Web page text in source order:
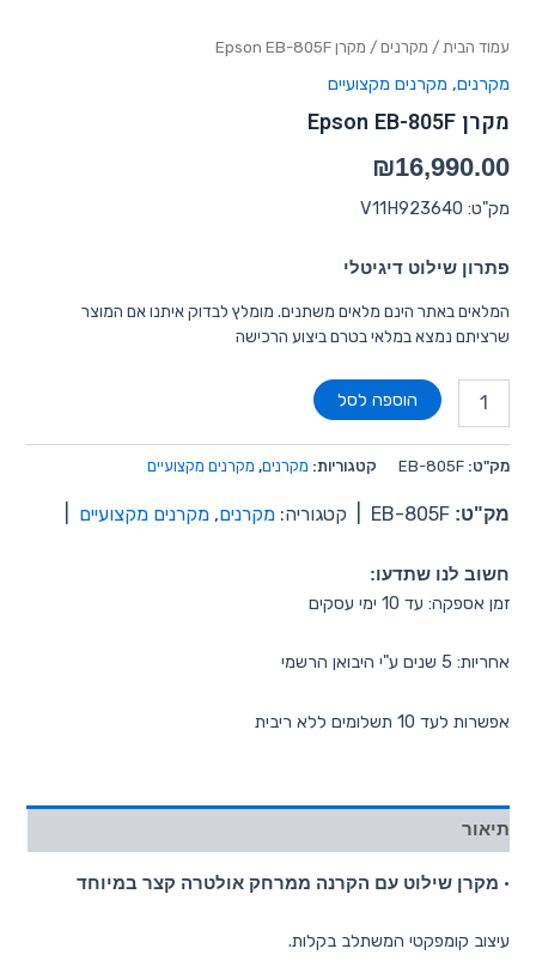
עמוד הבית / מקרנים/ מקרן Epson EB-805F
מקרנים, מקרנים מקצועיים
מקרן Epson EB-805F
₪16,990.00
מק"ט: V11H923640
פתרון שילוט דיגיטלי
המלאים באתר הינם מלאים משתנים. מומלץ לבדוק איתנו אם המוצר
שרציתם נמצא במלאי בטרם ביצוע הרכישה
הוספה לסל
מק"ט:EB-805F קטגוריות: מקרנים, מקרנים מקצועיים
מק"ט: EB-805F קטגוריה:מקרנים,מקרנים מקצועיים
חשוב לנו שתדעו:
זמן אספקה: עד 10 ימי עסקים
אחריות: 5 שנים ע"י היבואן הרשמי
אפשרות לעד 10 תשלומים ללא ריבית
תיאור
• מקרן שילוט עם הקרנה ממרחק אולטרה קצר במיוחד
עיצוב קומפקטי המשתלב בקלות.